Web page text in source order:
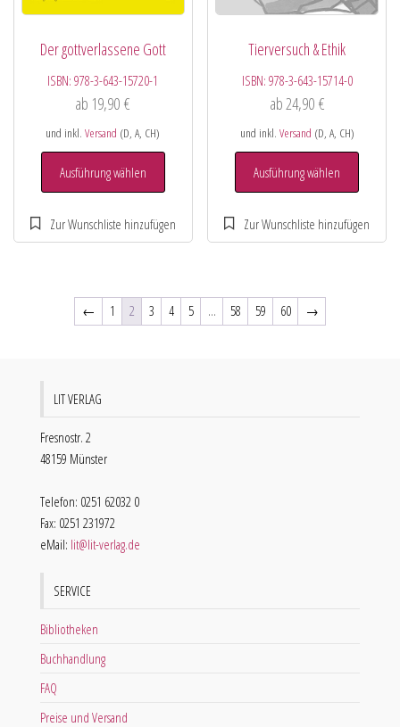
Der gottverlassene Gott
ISBN:978-3-643-15720-1
ab 19,90€
und inkl.Versand (D, A, CH)
Ausführung wählen
Tierversuch & Ethik
ISBN: 978-3-643-15714-0
ab24,90 €
und inkl. Versand (D, A, CH)
Ausführung wählen
← 1 2 3 4 5 … 58 59 60 →
LIT VERLAG
Fresnostr. 2
48159 Münster
Telefon: 0251 62032 0
Fax: 0251 231972
eMail: lit@lit-verlag.de
SERVICE
Bibliotheken
Buchhandlung
FAQ
Preise und Versand